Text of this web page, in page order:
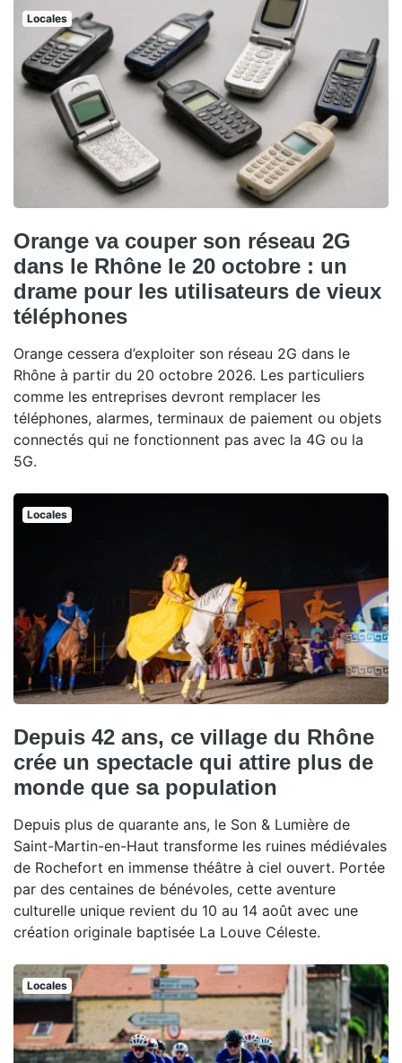
Locales
Orange va couper son réseau 2G
dans le Rhône le 20 octobre : un
drame pour les utilisateurs de vieux
téléphones
Orange cessera d’exploiter son réseau 2G dans le
Rhône à partir du 20 octobre 2026. Les particuliers
comme les entreprises devront remplacer les
téléphones, alarmes, terminaux de paiement ou objets
connectés qui ne fonctionnent pas avec la 4G ou la
5G.
Locales
Depuis 42 ans, ce village du Rhône
crée un spectacle qui attire plus de
monde que sa population
Depuis plus de quarante ans, le Son & Lumière de
Saint-Martin-en-Haut transforme les ruines médiévales
de Rochefort en immense théâtre à ciel ouvert. Portée
par des centaines de bénévoles, cette aventure
culturelle unique revient du 10 au 14 août avec une
création originale baptisée La Louve Céleste.
Locales